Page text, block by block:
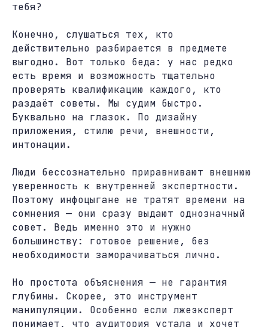
тебя?
Конечно, слушаться тех, кто
действительно разбирается в предмете
выгодно. Вот только беда: у нас редко
есть время и возможность тщательно
проверять квалификацию каждого, кто
раздаёт советы. Мы судим быстро.
Буквально на глазок. По дизайну
приложения, стилю речи, внешности,
интонации.
Люди бессознательно приравнивают внешнюю
уверенность к внутренней экспертности.
Поэтому инфоцыгане не тратят времени на
сомнения — они сразу выдают однозначный
совет. Ведь именно это и нужно
большинству: готовое решение, без
необходимости заморачиваться лично.
Но простота объяснения — не гарантия
глубины. Скорее, это инструмент
манипуляции. Особенно если лжеэксперт
понимает, что аудитория устала и хочет